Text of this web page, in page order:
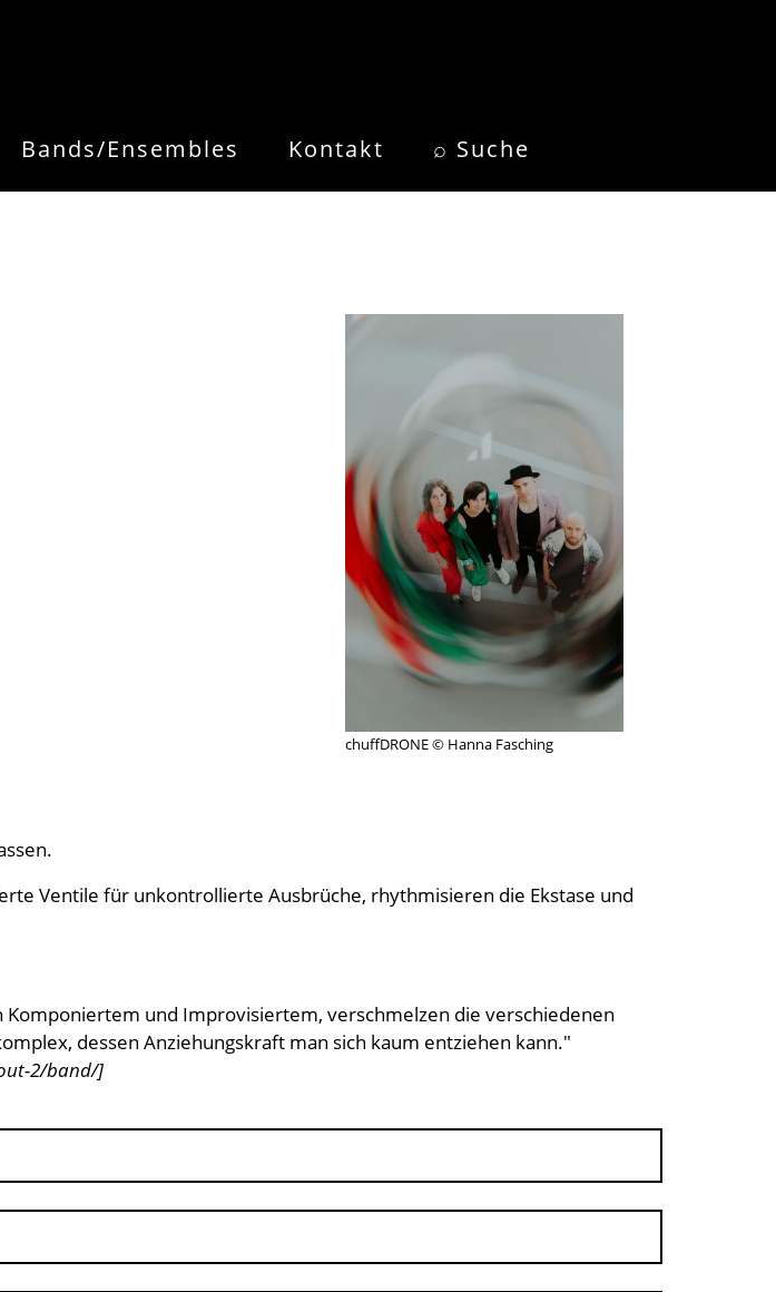
Bands/Ensembles Kontakt ⌕ Suche
chuffDRONE © Hanna Fasching
Ventile für unkontrollierte Ausbrüche, rhythmisieren die Ekstase und
und Improvisiertem, verschmelzen die verschiedenen
dessen Anziehungskraft man sich kaum entziehen kann."
2/band/]